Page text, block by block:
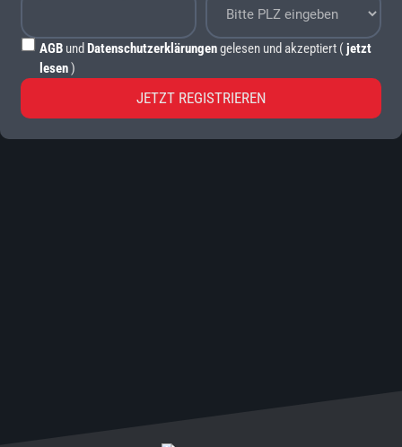
AGB und Datenschutzerklärungengelesen und akzeptiert (jetzt
lesen)
JETZT REGISTRIEREN